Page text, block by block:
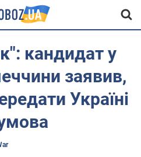
кандидат у
заявив,
Україні